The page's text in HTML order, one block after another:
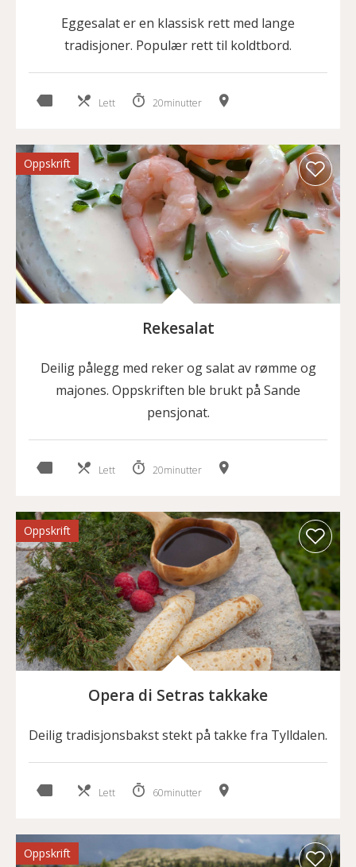
Eggesalat er en klassisk rett med lange
tradisjoner. Populær rett til koldtbord.
Lett 20minutter
Oppskrift
Rekesalat
Deilig pålegg med reker og salat av rømme og
majones. Oppskriften ble brukt på Sande
pensjonat.
Lett 20minutter
Oppskrift
Opera di Setras takkake
Deilig tradisjonsbakst stekt på takke fra Tylldalen.
Lett 60minutter
Oppskrift